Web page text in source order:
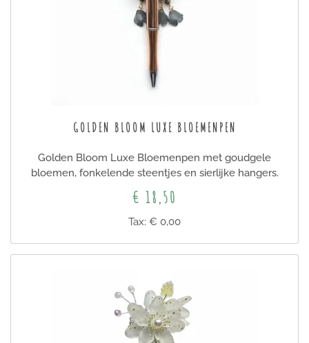
GOLDEN BLOOM LUXE BLOEMENPEN
Golden Bloom Luxe Bloemenpen met goudgele
bloemen, fonkelende steentjes en sierlijke hangers.
€ 18,50
Tax: € 0,00